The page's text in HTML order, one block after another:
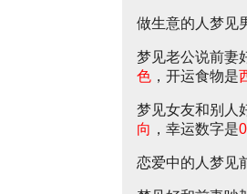
做生意的人梦见
梦见老公说前妻
色 ，开运食物是
梦见女友和别人
向 ，幸运数字是0
恋爱中的人梦见